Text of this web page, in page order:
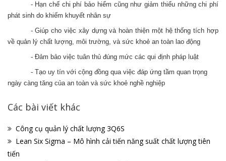
- Hạn chế chi phí bảo hiểm cũng như giảm thiểu những chi phí
phát sinh do khiếm khuyết nhân sự
- Giúp cho việc xây dựng và hoàn thiện một hệ thống tích hợp
về quản lý chất lượng, môi trường, và sức khoẻ an toàn lao động
- Đảm bảo việc tuân thủ đúng mức các qui định pháp luật
- Tạo uy tín với cộng đồng qua việc đáp ứng tầm quan trọng
ngày càng tăng của an toàn và sức khoẻ nghề nghiệp
Các bài viết khác
Công cụ quản lý chất lượng 3Q6S
Lean Six Sigma – Mô hình cải tiến năng suất chất lượng tiên
tiến